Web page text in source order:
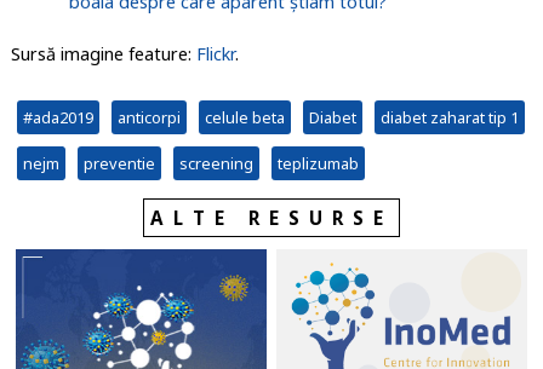
Sursă imagine feature: Flickr.
#ada2019 anticorpi celule beta Diabet diabet zaharat tip 1
nejm preventie screening teplizumab
ALTE RESURSE